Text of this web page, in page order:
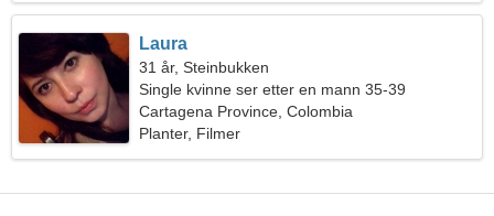
Laura
31 år, Steinbukken
Single kvinne ser etter en mann 35-39
Cartagena Province, Colombia
Planter, Filmer